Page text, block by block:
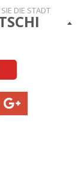
DIE STADT